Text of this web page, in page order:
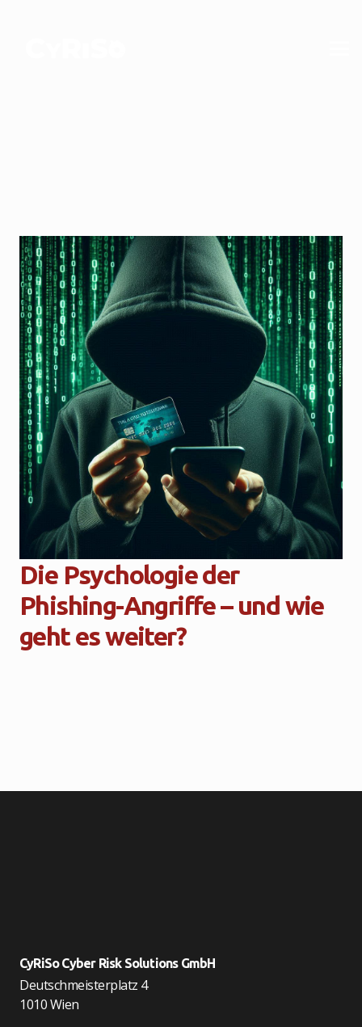
Die Psychologie der
Phishing-Angriffe – und wie
geht es weiter?
CyRiSo Cyber Risk Solutions GmbH
Deutschmeisterplatz 4
1010 Wien